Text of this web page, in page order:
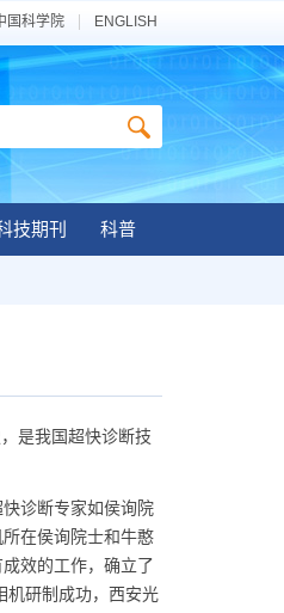
国科学院 ENGLISH
技期刊 科普
是我国超快诊断技
诊断专家如侯询院
在侯询院士和牛憨
效的工作，确立了
机研制成功，西安光